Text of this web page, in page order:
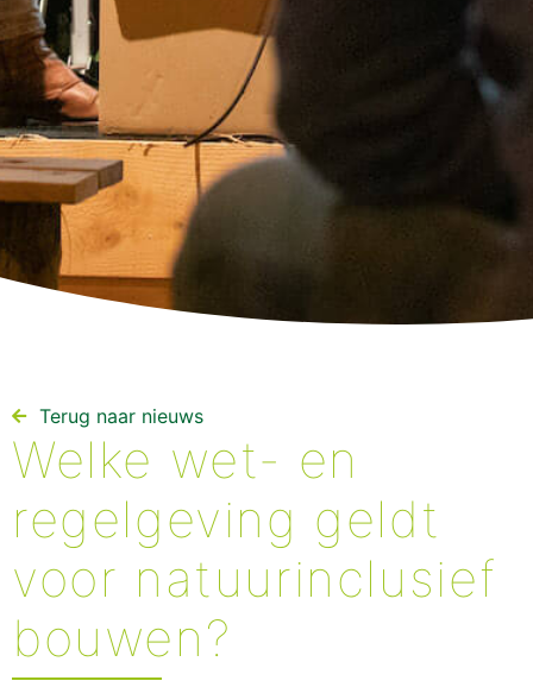
Terug naar nieuws​
Welke wet- en
regelgeving geldt
voor natuurinclusief
bouwen?